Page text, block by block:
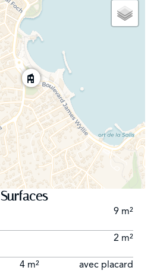
Surfaces
9 m²
2 m²
4 m² avec placard